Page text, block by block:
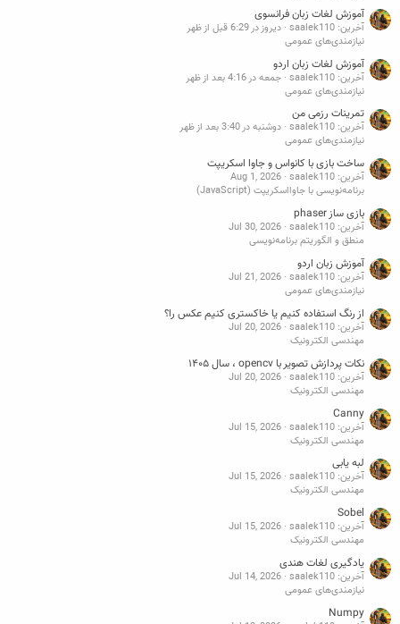
آموزش لغات زبان فرانسوی
آخرین: saalek110
دیروز در 6:29 قبل از ظهر
نیازمندی‌های عمومی
آموزش لغات زبان اردو
آخرین: saalek110
جمعه در 4:16 بعد از ظهر
نیازمندی‌های عمومی
تمرینات رزمی من
آخرین: saalek110
دوشنبه در 3:40 بعد از ظهر
نیازمندی‌های عمومی
ساخت بازی با کانواس و جاوا اسکریپت
آخرین: saalek110
Aug 1, 2026
برنامه‌نویسی با جاوااسکریپت (JavaScript)
بازی ساز phaser
آخرین: saalek110
Jul 30, 2026
منطق و الگوریتم برنامه‌نویسی
آموزش زبان اردو
آخرین: saalek110
Jul 21, 2026
نیازمندی‌های عمومی
از رنگ استفاده کنیم یا خاکستری کنیم عکس را؟
آخرین: saalek110
Jul 20, 2026
مهندسی الکترونیک
نکات پردازش تصویر با opencv ، سال ۱۴۰۵
آخرین: saalek110
Jul 20, 2026
مهندسی الکترونیک
Canny
آخرین: saalek110
Jul 15, 2026
مهندسی الکترونیک
لبه یابی
آخرین: saalek110
Jul 15, 2026
مهندسی الکترونیک
Sobel
آخرین: saalek110
Jul 15, 2026
مهندسی الکترونیک
یادگیری لغات هندی
آخرین: saalek110
Jul 14, 2026
نیازمندی‌های عمومی
Numpy